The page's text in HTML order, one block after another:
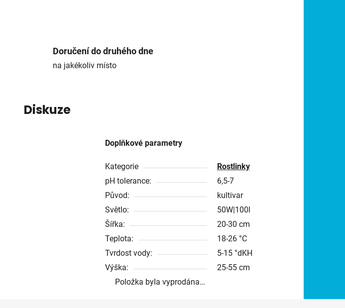
Doručení do druhého dne
na jakékoliv místo
Diskuze
Doplňkové parametry
Kategorie
Rostlinky
pH tolerance:
6,5-7
Původ:
kultivar
Světlo:
50W|100l
Šířka:
20-30 cm
Teplota:
18-26 °C
Tvrdost vody:
5-15 °dKH
Výška:
25-55 cm
Položka byla vyprodána…